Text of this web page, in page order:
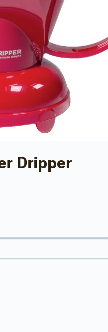
Dripper